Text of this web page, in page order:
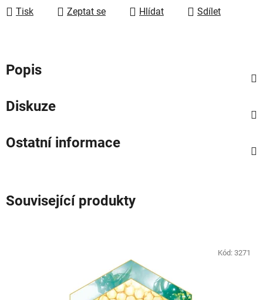
Tisk Zeptat se Hlídat Sdílet
Popis
Diskuze
Ostatní informace
Související produkty
Kód: 3271